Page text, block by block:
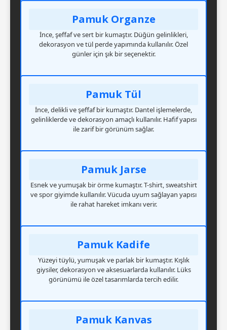
Pamuk Organze
İnce, şeffaf ve sert bir kumaştır. Düğün gelinlikleri,
dekorasyon ve tül perde yapımında kullanılır. Özel
günler için şık bir seçenektir.
Pamuk Tül
İnce, delikli ve şeffaf bir kumaştır. Dantel işlemelerde,
gelinliklerde ve dekorasyon amaçlı kullanılır. Hafif yapısı
ile zarif bir görünüm sağlar.
Pamuk Jarse
Esnek ve yumuşak bir örme kumaştır. T-shirt, sweatshirt
ve spor giyimde kullanılır. Vücuda uyum sağlayan yapısı
ile rahat hareket imkanı verir.
Pamuk Kadife
Yüzeyi tüylü, yumuşak ve parlak bir kumaştır. Kışlık
giysiler, dekorasyon ve aksesuarlarda kullanılır. Lüks
görünümü ile özel tasarımlarda tercih edilir.
Pamuk Kanvas